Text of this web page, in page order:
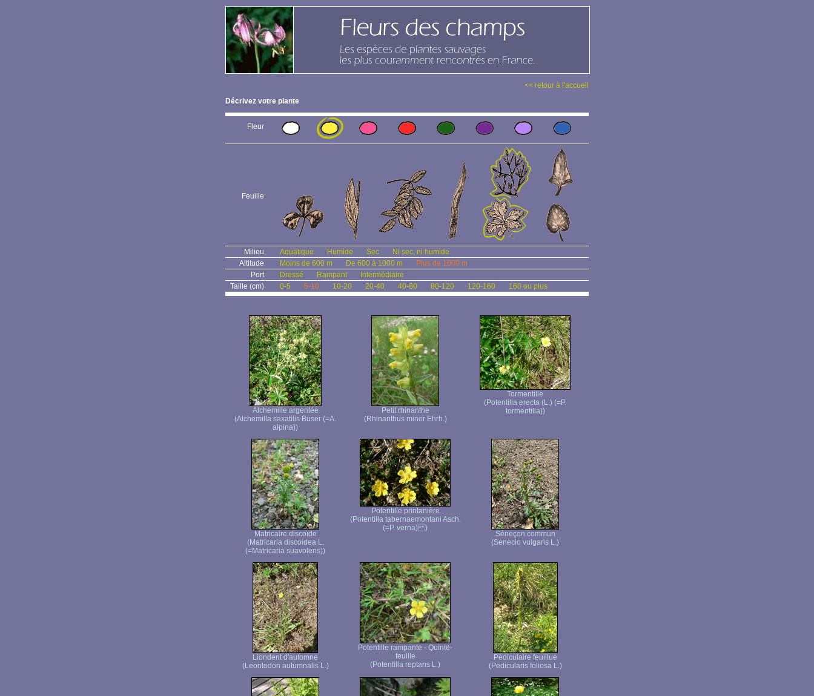
<< retour à l'accueil
Décrivez votre plante
Fleur
Feuille
Milieu Aquatique Humide Sec
Ni sec, ni humide
Altitude
Moins de 600 m De 600 à 1000 m
Plus de 1000 m
Port
Dressé Rampant
Intermédiaire
Taille (cm)
0-5 5-10 10-20 20-40 40-80 80-120 120-160 160 ou plus
Alchemille argentée
(Alchemilla saxatilis Buser (=A.
alpina))
Petit rhinanthe
(Rhinanthus minor Ehrh.)
Tormentille
(Potentilla erecta (L.) (=P.
tormentilla))
Matricaire discoïde
(Matricaria discoidea L.
(=Matricaria suavolens))
Potentille printanière
(Potentilla tabernaemontani Asch.
(=P. verna) )
Séneçon commun
(Senecio vulgaris L.)
Liondent d'automne
(Leontodon autumnalis L.)
Potentille rampante - Quinte-
feuille
(Potentilla reptans L.)
Pédiculaire feuillue
(Pedicularis foliosa L.)